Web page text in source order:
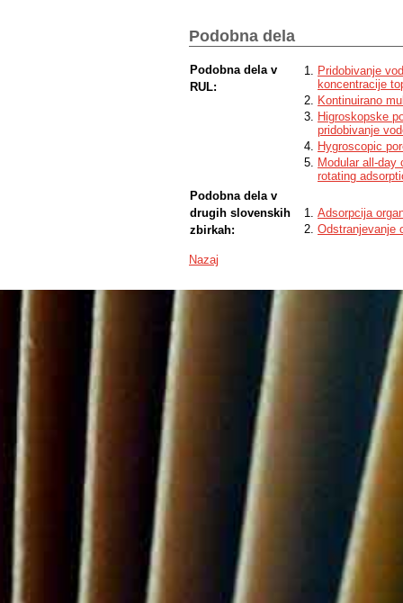
Podobna dela
Podobna dela v
RUL:
Pridobivanje
koncentracije
Kontinuirano
Higroskopske
pridobivanje
Hygroscopic
Modular all-day
rotating
Podobna dela v
drugih slovenskih
zbirkah:
Adsorpcija
Odstranjevanje
Nazaj